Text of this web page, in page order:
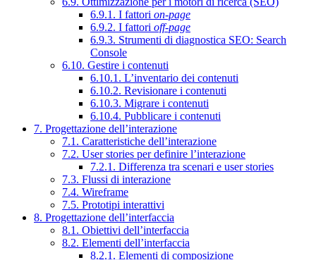
6.9.1. I fattori on-page
6.9.2. I fattori off-page
6.9.3. Strumenti di diagnostica SEO: Search
Console
6.10. Gestire i contenuti
6.10.1. L’inventario dei contenuti
6.10.2. Revisionare i contenuti
6.10.3. Migrare i contenuti
6.10.4. Pubblicare i contenuti
7. Progettazione dell’interazione
7.1. Caratteristiche dell’interazione
7.2. User stories per definire l’interazione
7.2.1. Differenza tra scenari e user stories
7.3. Flussi di interazione
7.4. Wireframe
7.5. Prototipi interattivi
8. Progettazione dell’interfaccia
8.1. Obiettivi dell’interfaccia
8.2. Elementi dell’interfaccia
8.2.1. Elementi di composizione